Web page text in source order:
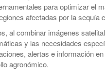
para optimizar el
afectadas por la sequía
al combinar imágenes
y las necesidades
alertas e información
agronómico.